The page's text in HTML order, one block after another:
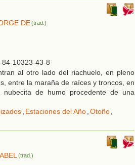
DE (trad.)
84-10323-43-8
al otro lado del riachuelo, en pleno
entre la maraña de raíces y troncos, en
de humo procedente de una
, Estaciones del Año,Otoño,
(trad.)